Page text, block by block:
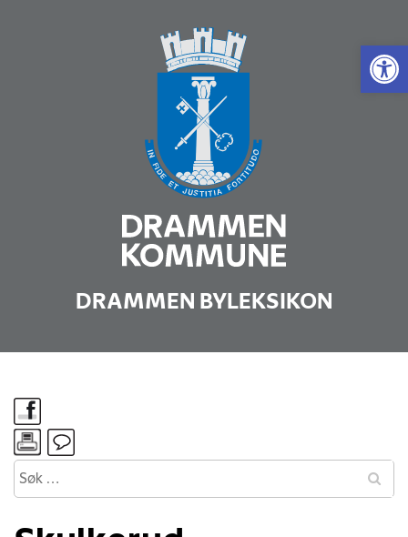
Vis
DRAMMEN BYLEKSIKON